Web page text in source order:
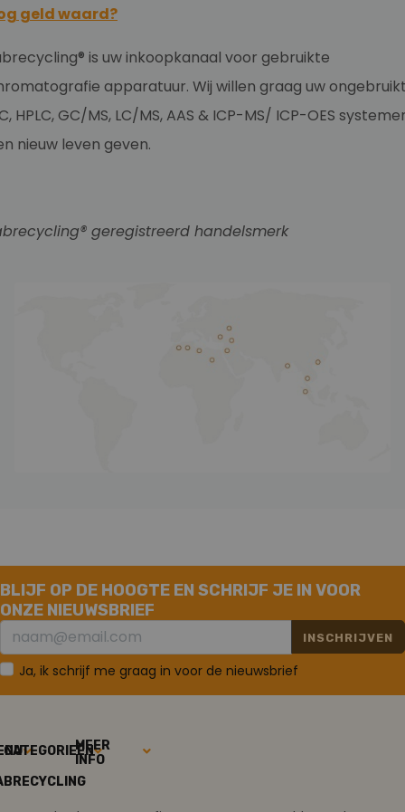
geld waard?
is uw inkoopkanaal voor gebruikte
apparatuur. Wij willen graag uw
HPLC, GC/MS, LC/MS, AAS & ICP-MS/ ICP-OES
nieuw leven geven.
geregistreerd handelsmerk
BLIJF OP DE HOOGTE EN SCHRIJF JE IN VOOR
ONZE NIEUWSBRIEF
INSCHRIJVEN
Ja, ik schrijf me graag in voor de nieuwsbrief
CATEGORIEËNMEER
INFO